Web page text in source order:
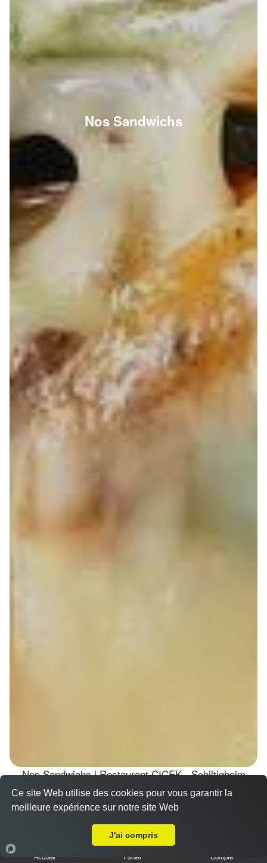
Nos Sandwichs
Nos Sandwichs | Restaurant CICEK - Schiltigheim
(67300)
Sandwich döner poulet
Accueil Panier Compte
Ce site Web utilise des cookies pour vous garantir la
meilleure expérience sur notre site Web
J'ai compris